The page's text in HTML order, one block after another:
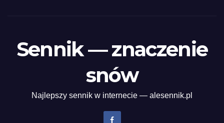
Sennik — znaczenie
snów
Najlepszy sennik w internecie — alesennik.pl